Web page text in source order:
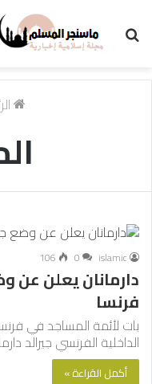
islamic
0
106
دارمانان يعلن عن
فرنسا
بات لأئمة المساجد في
الداخلية الفرنسي جيرالد
أكمل القراءة »